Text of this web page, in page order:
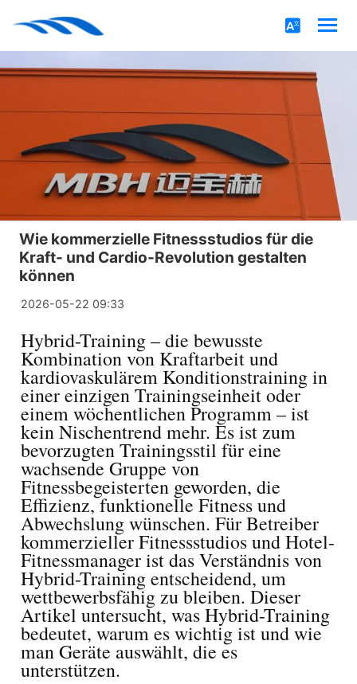
Wie kommerzielle Fitnessstudios für die
Kraft- und Cardio-Revolution gestalten
können
2026-05-22 09:33
Hybrid-Training – die bewusste
Kombination von Kraftarbeit und
kardiovaskulärem Konditionstraining in
einer einzigen Trainingseinheit oder
einem wöchentlichen Programm – ist
kein Nischentrend mehr. Es ist zum
bevorzugten Trainingsstil für eine
wachsende Gruppe von
Fitnessbegeisterten geworden, die
Effizienz, funktionelle Fitness und
Abwechslung wünschen. Für Betreiber
kommerzieller Fitnessstudios und Hotel-
Fitnessmanager ist das Verständnis von
Hybrid-Training entscheidend, um
wettbewerbsfähig zu bleiben. Dieser
Artikel untersucht, was Hybrid-Training
bedeutet, warum es wichtig ist und wie
man Geräte auswählt, die es
unterstützen.